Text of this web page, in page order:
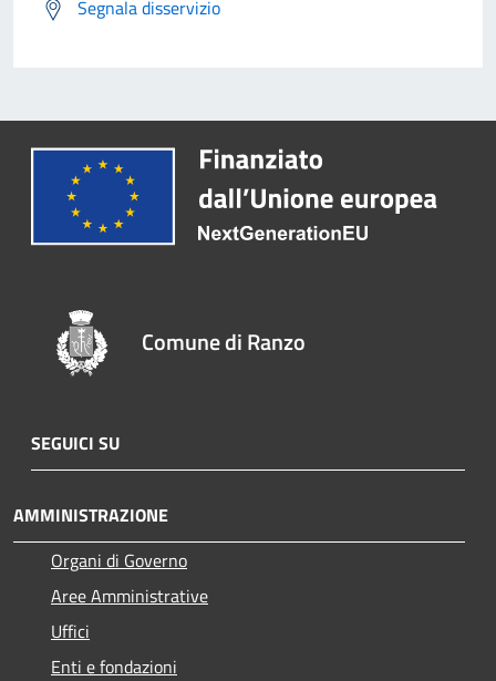
Segnala disservizio
Comune di Ranzo
SEGUICI SU
AMMINISTRAZIONE
Organi di Governo
Aree Amministrative
Uffici
Enti e fondazioni